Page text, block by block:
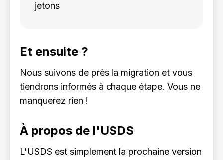
jetons
Et ensuite ?
Nous suivons de près la migration et vous
tiendrons informés à chaque étape. Vous ne
manquerez rien !
À propos de l'USDS
L'USDS est simplement la prochaine version